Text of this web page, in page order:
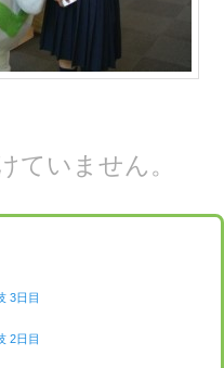
ていません。
3日目
2日目